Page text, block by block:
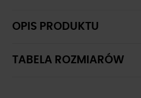
OPIS PRODUKTU
TABELA ROZMIARÓW